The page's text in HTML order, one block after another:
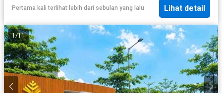
Pertama kali terlihat lebih dari sebulan yang lalu Lihat detail
1/11